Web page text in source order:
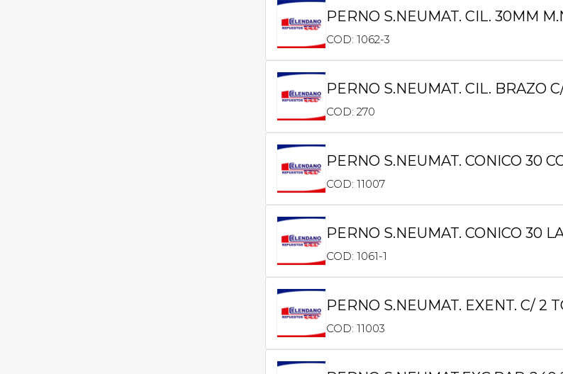
PERNO S.NEUMAT. CIL. 30MM
COD: 1062-3
PERNO S.NEUMAT. CIL. BRAZO
COD: 270
PERNO S.NEUMAT. CONICO 30
COD: 11007
PERNO S.NEUMAT. CONICO 30
COD: 1061-1
PERNO S.NEUMAT. EXENT. C/ 2
COD: 11003